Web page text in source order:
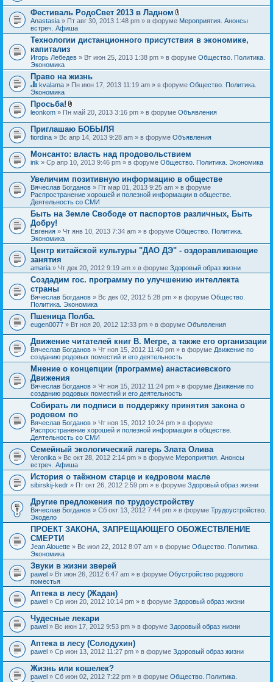
Фестиваль РодоСвет 2013 в Ладном
В
о
ж
н
и
я
Anastasia » Пт авг 30, 2013 1:48 pm » в форуме Мероприятия. Анонсы
встреч. Афиша
Технологии дистанционного присутствия в экономике,
капитализ
Игорь Лебедев » Вт июн 25, 2013 1:38 pm » в форуме Общество. Политика.
Экономика
Право на жизнь
Д
а
н
н
я
т
е
м
а
с
о
д
е
р
ж
и
т
о
п
р
о
с
.
kvalama » Пн июн 17, 2013 11:19 am » в форуме Общество. Политика.
Экономика
Просьба!
В
о
ж
е
н
и
я
leonkom » Пн май 20, 2013 3:16 pm » в форуме Объявления
Приглашаю БОБЫЛЯ
fiordina » Вс апр 14, 2013 9:28 am » в форуме Объявления
Монсанто: власть над продовольствием
ink » Ср апр 10, 2013 9:46 pm » в форуме Общество. Политика. Экономика
Увеличим позитивную информацию в обществе
Вячеслав Богданов » Пт мар 01, 2013 9:25 am » в форуме
Распространение хорошей и полезной информации в обществе.
Деятельность со СМИ
Быть на Земле Свободе от паспортов различных, Быть
Добру!
Евгения » Чт янв 10, 2013 7:34 am » в форуме Общество. Политика.
Экономика
Центр китайской культуры "ДАО ДЭ" - оздоравливающие
занятия
amaria » Чт дек 20, 2012 9:19 am » в форуме Здоровый образ жизни
Создадим гос. программу по улучшению интеллекта
страны
Вячеслав Богданов » Вс дек 02, 2012 5:28 pm » в форуме Общество.
Политика. Экономика
Пшеница Полба.
eugen0077 » Вт ноя 20, 2012 12:33 pm » в форуме Объявления
Движение читателей книг В. Мегре, а также его организации
Вячеслав Богданов » Чт ноя 15, 2012 11:40 pm » в форуме Движение по
созданию родовых поместий и его деятельность
Мнение о концепции (программе) анастасиевского
Движения
Вячеслав Богданов » Чт ноя 15, 2012 11:24 pm » в форуме Движение по
созданию родовых поместий и его деятельность
Собирать ли подписи в поддержку принятия закона о
родовом по
Вячеслав Богданов » Чт ноя 15, 2012 10:24 pm » в форуме
Распространение хорошей и полезной информации в обществе.
Деятельность со СМИ
Семейный экологический лагерь Злата Олива
Veronika » Вс окт 28, 2012 2:14 pm » в форуме Мероприятия. Анонсы
встреч. Афиша
История о таёжном старце и кедровом масле
sibirskij-kedr » Пт окт 26, 2012 2:59 pm » в форуме Здоровый образ жизни
Другие предложения по трудоустройству
Вячеслав Богданов » Сб окт 13, 2012 7:44 pm » в форуме Трудоустройство.
Экодело
ПРОЕКТ ЗАКОНА, ЗАПРЕЩАЮЩЕГО ОБОЖЕСТВЛЕНИЕ
СМЕРТИ
Jean Alouette » Вс июл 22, 2012 8:07 am » в форуме Общество. Политика.
Экономика
Звуки в жизни зверей
pawel » Вт июн 26, 2012 6:47 am » в форуме Обустройство родового
поместья
Аптека в лесу (Жадан)
pawel » Ср июн 20, 2012 10:14 pm » в форуме Здоровый образ жизни
Чудесные лекари
pawel » Вс июн 17, 2012 9:53 pm » в форуме Здоровый образ жизни
Аптека в лесу (Солодухин)
pawel » Ср июн 13, 2012 11:27 pm » в форуме Здоровый образ жизни
Жизнь или кошелек?
pawel » Сб июн 02, 2012 7:22 pm » в форуме Общество. Политика.